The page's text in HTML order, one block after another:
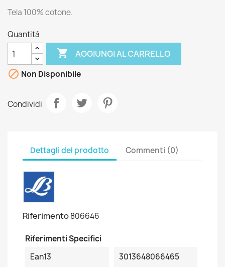
Tela 100% cotone.
Quantità
 AGGIUNGI AL CARRELLO
 Non Disponibile
Condividi
Dettagli del prodotto Commenti (0)
Riferimento806646
Riferimenti Specifici
Ean13
3013648066465